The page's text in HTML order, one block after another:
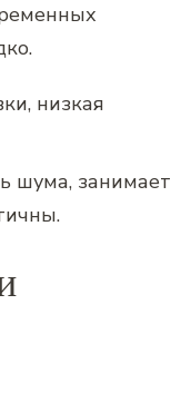
низкая
шума, занимает